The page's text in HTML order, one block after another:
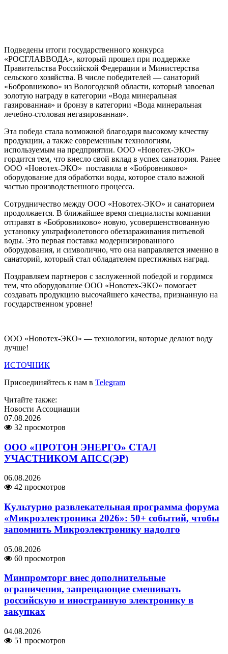
Подведены итоги государственного конкурса
«РОСГЛАВВОДА», который прошел при поддержке
Правительства Российской Федерации и Министерства
сельского хозяйства. В числе победителей — санаторий
«Бобровниково» из Вологодской области, который завоевал
золотую награду в категории «Вода минеральная
газированная» и бронзу в категории «Вода минеральная
лечебно-столовая негазированная».
Эта победа стала возможной благодаря высокому качеству
продукции, а также современным технологиям,
используемым на предприятии. ООО «Новотех-ЭКО»
гордится тем, что внесло свой вклад в успех санатория. Ранее
ООО «Новотех-ЭКО» поставила в «Бобровниково»
оборудование для обработки воды, которое стало важной
частью производственного процесса.
Сотрудничество между ООО «Новотех-ЭКО» и санаторием
продолжается. В ближайшее время специалисты компании
отправят в «Бобровниково» новую, усовершенствованную
установку ультрафиолетового обеззараживания питьевой
воды. Это первая поставка модернизированного
оборудования, и символично, что она направляется именно в
санаторий, который стал обладателем престижных наград.
Поздравляем партнеров с заслуженной победой и гордимся
тем, что оборудование ООО «Новотех-ЭКО» помогает
создавать продукцию высочайшего качества, признанную на
государственном уровне!
ООО «Новотех-ЭКО» — технологии, которые делают воду
лучше!
ИСТОЧНИК
Присоединяйтесь к нам в Telegram
Читайте также:
Новости Ассоциации
07.08.2026
32 просмотров
ООО «ПРОТОН ЭНЕРГО» СТАЛ
УЧАСТНИКОМ АПСС(ЭР)
06.08.2026
42 просмотров
Культурно развлекательная программа форума
«Микроэлектроника 2026»: 50+ событий, чтобы
запомнить Микроэлектронику надолго
05.08.2026
60 просмотров
Минпромторг внес дополнительные
ограничения, запрещающие смешивать
российскую и иностранную электронику в
закупках
04.08.2026
51 просмотров